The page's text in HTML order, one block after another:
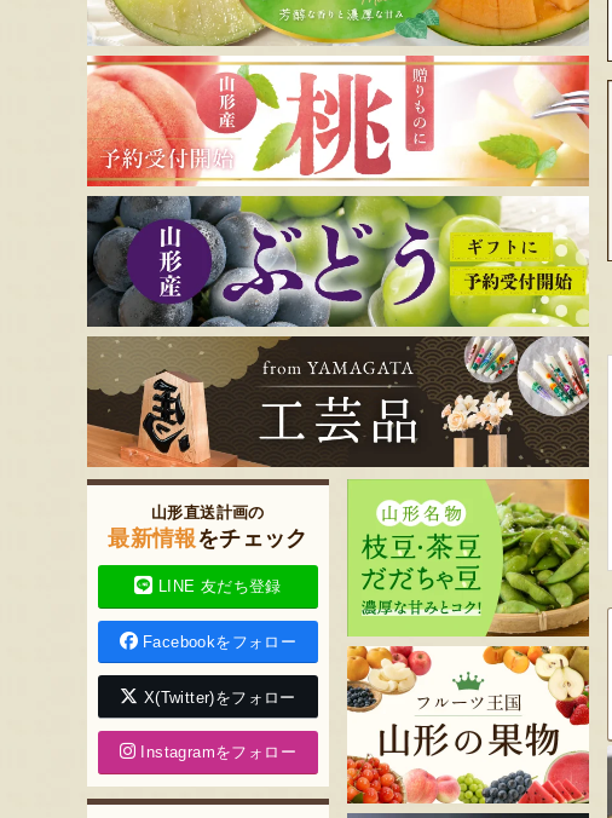
山形直送計画の
最新情報をチェック
LINE 友だち登録
Facebookをフォロー
X(Twitter)をフォロー
Instagramをフォロー